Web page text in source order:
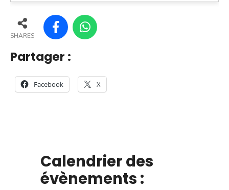
SHARES
Partager :
Facebook X
Calendrier des
évènements :